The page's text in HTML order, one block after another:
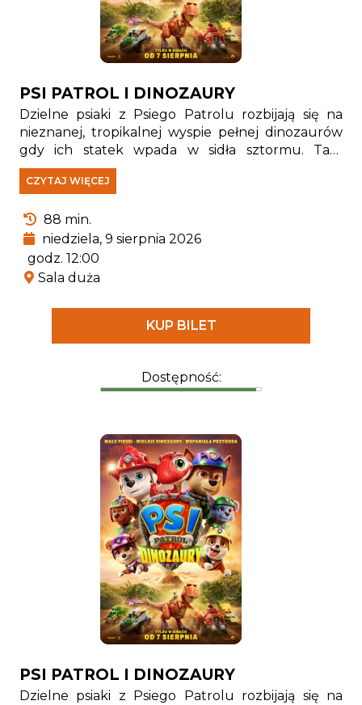
PSI PATROL I DINOZAURY
Dzielne psiaki z Psiego Patrolu rozbijają się na
nieznanej, tropikalnej wyspie pełnej dinozaurów
gdy ich statek wpada w sidła sztormu. Tam
spotykają Rexa — szczeniaka, który od lat jest
uwięziony na wyspie i stał się prawdziwym
pradawnymi gadami.
CZYTAJ WIĘCEJ
88 min.
niedziela, 9 sierpnia 2026
godz. 12:00
Sala duża
KUP BILET
Dostępność:
PSI PATROL I DINOZAURY
Dzielne psiaki z Psiego Patrolu rozbijają się na